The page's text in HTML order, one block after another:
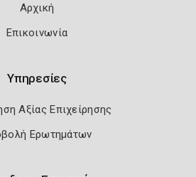
Αρχική
Επικοινωνία
Υπηρεσίες
Αξίας Επιχείρησης
Ερωτημάτων